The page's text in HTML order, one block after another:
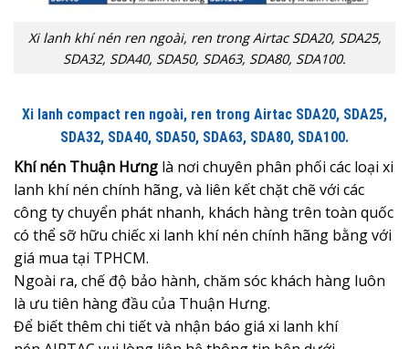
Xi lanh khí nén ren ngoài, ren trong Airtac SDA20, SDA25,
SDA32, SDA40, SDA50, SDA63, SDA80, SDA100.
Xi lanh compact ren ngoài, ren trong Airtac SDA20, SDA25,
SDA32, SDA40, SDA50, SDA63, SDA80, SDA100.
Khí nén Thuận Hưng là nơi chuyên phân phối các loại xi
lanh khí nén chính hãng, và liên kết chặt chẽ với các
công ty chuyển phát nhanh, khách hàng trên toàn quốc
có thể sỡ hữu chiếc xi lanh khí nén chính hãng bằng với
giá mua tại TPHCM.
Ngoài ra, chế độ bảo hành, chăm sóc khách hàng luôn
là ưu tiên hàng đầu của Thuận Hưng.
Để biết thêm chi tiết và nhận báo giá xi lanh khí